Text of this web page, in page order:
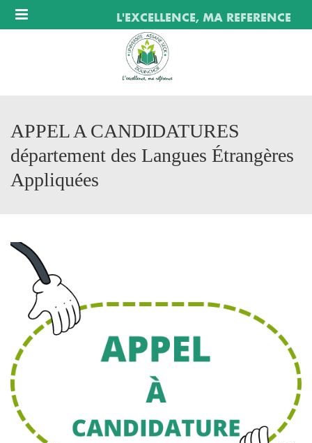
Menu L'EXCELLENCE, MA REFERENCE
APPEL A CANDIDATURES
département des Langues Étrangères
Appliquées